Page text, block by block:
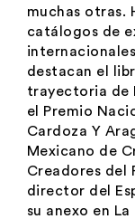
muchas otras.
catálogos de
destacan el
trayectoria de
el Premio
Cardoza Y
Mexicano de
Creadores del
director del
su anexo en